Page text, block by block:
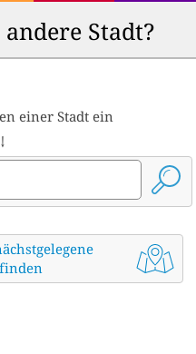
Stadt?
einer Stadt ein